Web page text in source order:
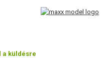
a küldésre